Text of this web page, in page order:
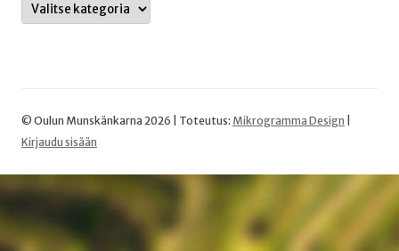
© Oulun Munskänkarna 2026 | Toteutus: Mikrogramma Design
Kirjaudu sisään